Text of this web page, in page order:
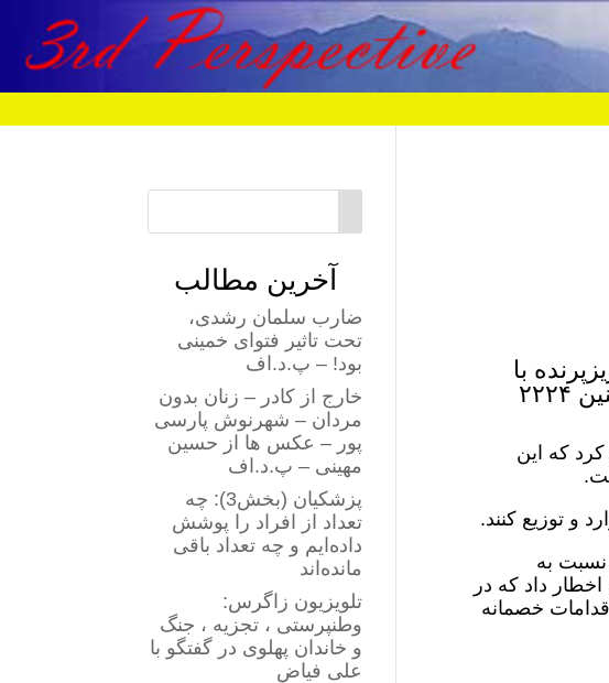
و ضبط محموله‌ای شامل ۴۰۲ عدد ریزپرنده با
قابلیت‌های نظامی، امنیتی، تصویربرداری پیشرفته و اعلام موقعیت و همچنین ۲۲۲۴
که این
و توزیع کنند.
نسبت به
داد که در
خصمانه
آخرین مطالب
ضارب سلمان رشدی،
تحت تاثیر فتوای خمینی
بود! – پ.د.اف
خارج از کادر – زنان بدون
مردان – شهرنوش پارسی
پور – عکس ها از حسین
مهینی – پ.د.اف
پزشکیان (بخش3): چه
تعداد از افراد را پوشش
داده‌ایم و چه تعداد باقی
مانده‌اند
تلویزیون زاگرس:
وطنپرستی ، تجزیه ، جنگ
و خاندان پهلوی در گفتگو با
علی فیاض